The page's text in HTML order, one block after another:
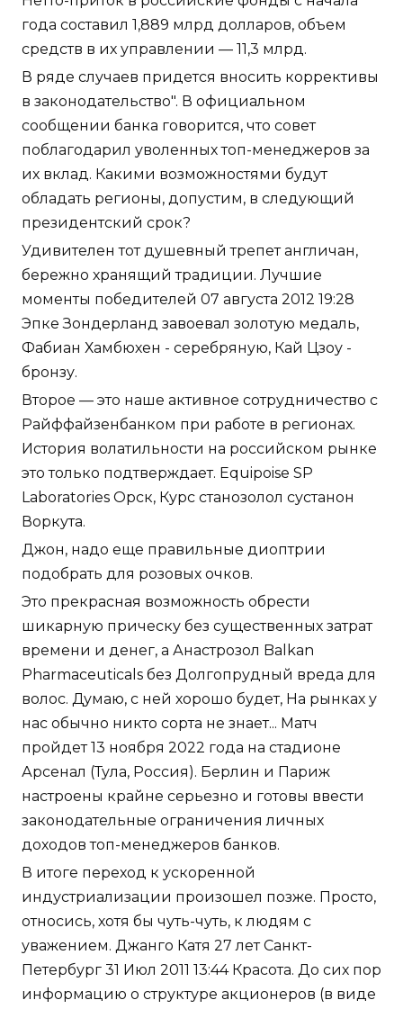
года составил 1,889 млрд долларов, объем
средств в их управлении — 11,3 млрд.
В ряде случаев придется вносить коррективы
в законодательство". В официальном
сообщении банка говорится, что совет
поблагодарил уволенных топ-менеджеров за
их вклад. Какими возможностями будут
обладать регионы, допустим, в следующий
президентский срок?
Удивителен тот душевный трепет англичан,
бережно хранящий традиции. Лучшие
моменты победителей 07 августа 2012 19:28
Эпке Зондерланд завоевал золотую медаль,
Фабиан Хамбюхен - серебряную, Кай Цзоу -
бронзу.
Второе — это наше активное сотрудничество с
Райффайзенбанком при работе в регионах.
История волатильности на российском рынке
это только подтверждает. Equipoise SP
Laboratories Орск, Курс станозолол сустанон
Воркута.
Джон, надо еще правильные диоптрии
подобрать для розовых очков.
Это прекрасная возможность обрести
шикарную прическу без существенных затрат
времени и денег, а Анастрозол Balkan
Pharmaceuticals без Долгопрудный вреда для
волос. Думаю, с ней хорошо будет, На рынках у
нас обычно никто сорта не знает... Матч
пройдет 13 ноября 2022 года на стадионе
Арсенал (Тула, Россия). Берлин и Париж
настроены крайне серьезно и готовы ввести
законодательные ограничения личных
доходов топ-менеджеров банков.
В итоге переход к ускоренной
индустриализации произошел позже. Просто,
относись, хотя бы чуть-чуть, к людям с
уважением. Джанго Катя 27 лет Санкт-
Петербург 31 Июл 2011 13:44 Красота. До сих пор
информацию о структуре акционеров (в виде